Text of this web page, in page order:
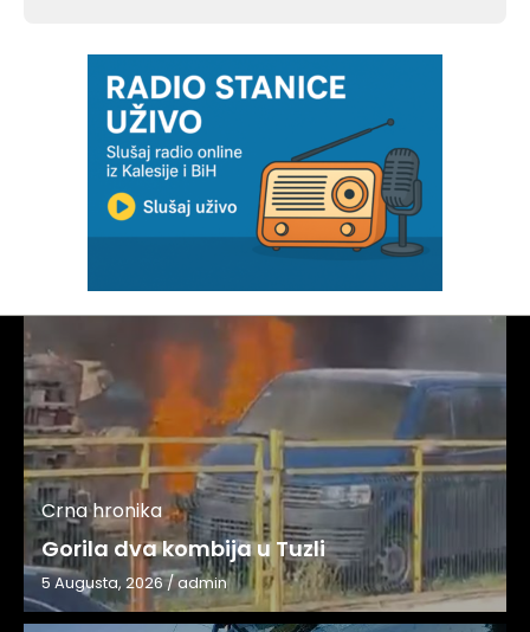
Crna hronika
Gorila dva kombija u Tuzli
5 Augusta, 2026/admin